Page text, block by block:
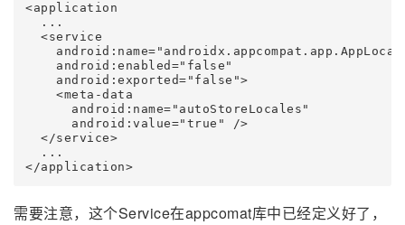
<application
  ...
  <service
    android:enabled="false"
    android:exported="false">
    <meta-data
      android:name="autoStoreLocales"
      android:value="true" />
  </service>
  ...
</application>
需要注意，这个Service在appcomat库中已经定义好了，